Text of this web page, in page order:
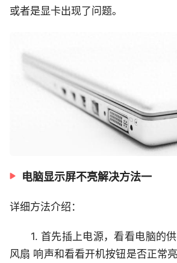
或者是显卡出现了问题。
电脑显示屏不亮解决方法一
详细方法介绍：
1. 首先插上电源，看看电脑的供
风扇 响声和看看开机按钮是否正常